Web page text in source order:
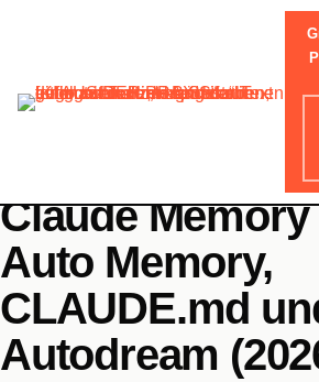
Skip
Claude
Auto Memory,
CLAUDE.md
Autodream